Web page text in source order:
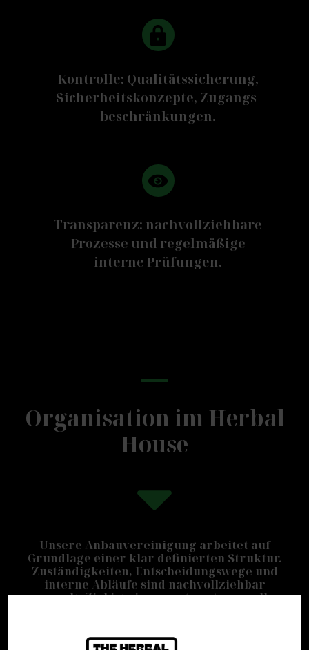
Kontrolle: Qualitätssicherung,
Sicherheitskonzepte, Zugangs-
beschränkungen.
Transparenz: nachvollziehbare
Prozesse und regelmäßige
interne Prüfungen.
Organisation im Herbal
House
Unsere Anbauvereinigung arbeitet auf
Grundlage einer klar definierten Struktur.
Zuständigkeiten, Entscheidungswege und
interne Abläufe sind nachvollziehbar
geregelt. Ziel ist ein verantwortungsvoller,
Alle organisatorischen Aufgaben orientieren